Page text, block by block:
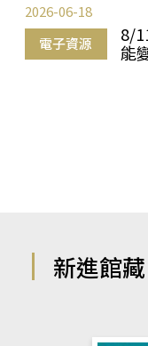
電子資源
8/
能
2026-06-18
新進館藏